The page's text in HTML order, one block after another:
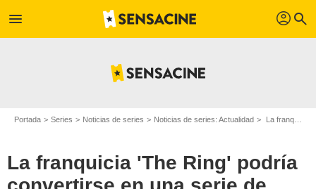
menu profil search
Portada Series Noticias de series Noticias de series: Actualidad La franquicia 'The Ring' podría convertirse en una serie de televisión
La franquicia 'The Ring' podría